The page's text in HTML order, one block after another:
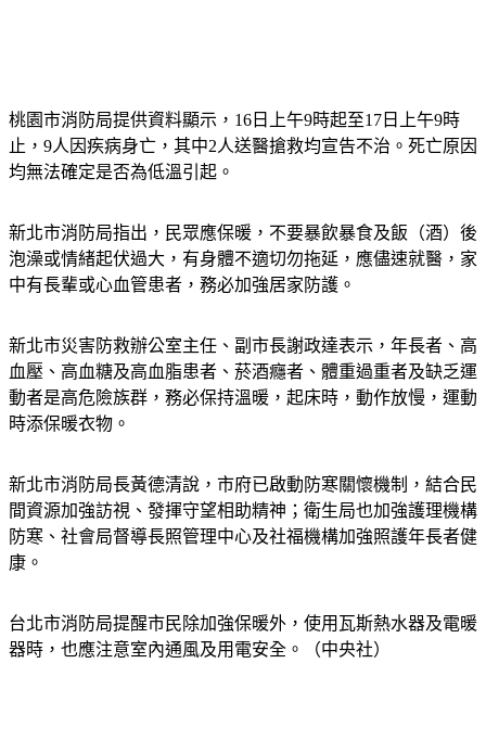
桃園市消防局提供資料顯示，16日上午9時起至17日上午9時
止，9人因疾病身亡，其中2人送醫搶救均宣告不治。死亡原因
均無法確定是否為低溫引起。
新北市消防局指出，民眾應保暖，不要暴飲暴食及飯（酒）後
泡澡或情緒起伏過大，有身體不適切勿拖延，應儘速就醫，家
中有長輩或心血管患者，務必加強居家防護。
新北市災害防救辦公室主任、副市長謝政達表示，年長者、高
血壓、高血糖及高血脂患者、菸酒癮者、體重過重者及缺乏運
動者是高危險族群，務必保持溫暖，起床時，動作放慢，運動
時添保暖衣物。
新北市消防局長黃德清說，市府已啟動防寒關懷機制，結合民
間資源加強訪視、發揮守望相助精神；衛生局也加強護理機構
防寒、社會局督導長照管理中心及社福機構加強照護年長者健
康。
台北市消防局提醒市民除加強保暖外，使用瓦斯熱水器及電暖
器時，也應注意室內通風及用電安全。（中央社）